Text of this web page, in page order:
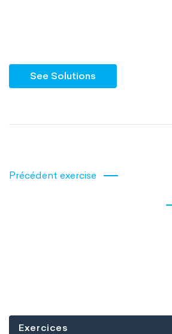
See Solutions
Précédent exercise
Exercices